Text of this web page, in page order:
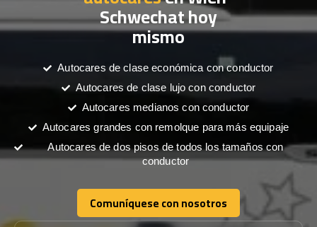
Schwechat hoy
mismo
Autocares de clase económica con conductor
Autocares de clase lujo con conductor
Autocares medianos con conductor
Autocares grandes con remolque para más equipaje
Autocares de dos pisos de todos los tamaños con
conductor
Comuníquese con nosotros
Comuníquese con nosotros